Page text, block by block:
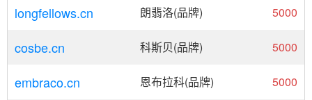
longfellows.cn 朗翡洛(品牌) 5000
cosbe.cn 科斯贝(品牌) 5000
embraco.cn 恩布拉科(品牌) 5000